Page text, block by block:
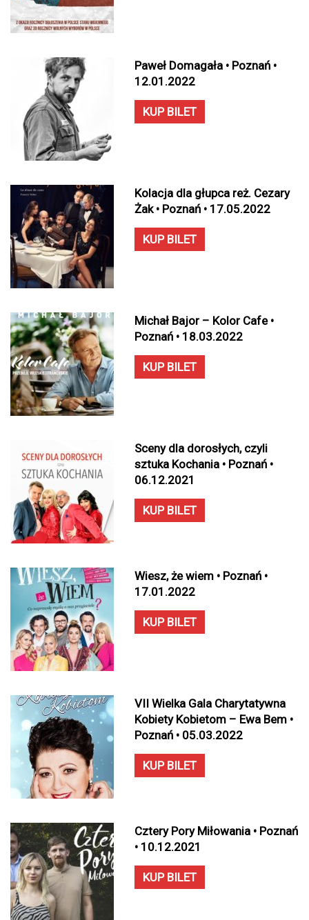
Paweł Domagała • Poznań •
12.01.2022
KUP BILET
Kolacja dla głupca reż. Cezary
Żak • Poznań • 17.05.2022
KUP BILET
Michał Bajor – Kolor Cafe •
Poznań • 18.03.2022
KUP BILET
Sceny dla dorosłych, czyli
sztuka Kochania • Poznań •
06.12.2021
KUP BILET
Wiesz, że wiem • Poznań •
17.01.2022
KUP BILET
VII Wielka Gala Charytatywna
Kobiety Kobietom – Ewa Bem •
Poznań • 05.03.2022
KUP BILET
Cztery Pory Miłowania • Poznań
• 10.12.2021
KUP BILET